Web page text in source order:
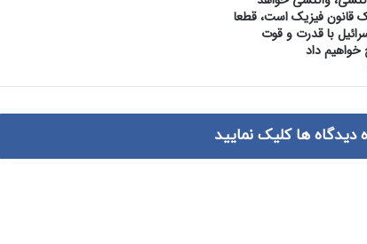
قانون فیزیک است، قطعا
با قدرت و قوت
داد
دیدگاه ها کلیک نمایید